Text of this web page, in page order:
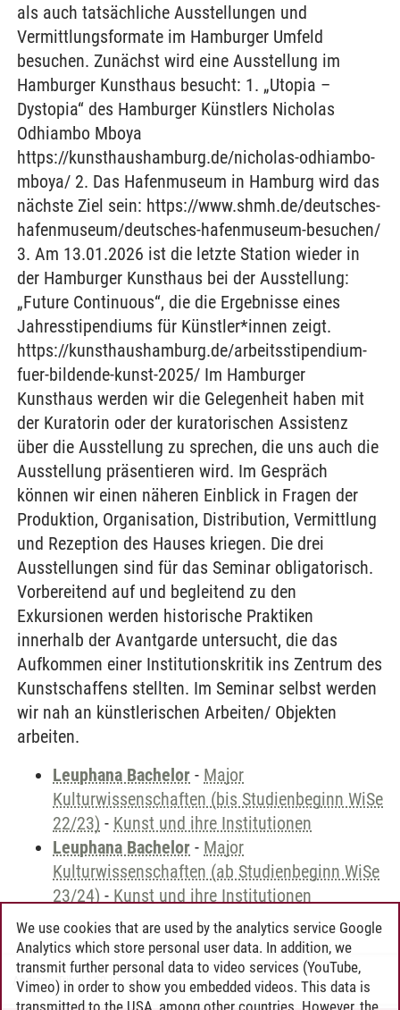
als auch tatsächliche Ausstellungen und
Vermittlungsformate im Hamburger Umfeld
besuchen. Zunächst wird eine Ausstellung im
Hamburger Kunsthaus besucht: 1. „Utopia –
Dystopia“ des Hamburger Künstlers Nicholas
Odhiambo Mboya
https://kunsthaushamburg.de/nicholas-odhiambo-
mboya/ 2. Das Hafenmuseum in Hamburg wird das
nächste Ziel sein: https://www.shmh.de/deutsches-
hafenmuseum/deutsches-hafenmuseum-besuchen/
3. Am 13.01.2026 ist die letzte Station wieder in
der Hamburger Kunsthaus bei der Ausstellung:
„Future Continuous“, die die Ergebnisse eines
Jahresstipendiums für Künstler*innen zeigt.
https://kunsthaushamburg.de/arbeitsstipendium-
fuer-bildende-kunst-2025/ Im Hamburger
Kunsthaus werden wir die Gelegenheit haben mit
der Kuratorin oder der kuratorischen Assistenz
über die Ausstellung zu sprechen, die uns auch die
Ausstellung präsentieren wird. Im Gespräch
können wir einen näheren Einblick in Fragen der
Produktion, Organisation, Distribution, Vermittlung
und Rezeption des Hauses kriegen. Die drei
Ausstellungen sind für das Seminar obligatorisch.
Vorbereitend auf und begleitend zu den
Exkursionen werden historische Praktiken
innerhalb der Avantgarde untersucht, die das
Aufkommen einer Institutionskritik ins Zentrum des
Kunstschaffens stellten. Im Seminar selbst werden
wir nah an künstlerischen Arbeiten/ Objekten
arbeiten.
Leuphana Bachelor - Major
Kulturwissenschaften (bis Studienbeginn WiSe
22/23) - Kunst und ihre Institutionen
Leuphana Bachelor - Major
Kulturwissenschaften (ab Studienbeginn WiSe
23/24) - Kunst und ihre Institutionen
Andreea Tribel 30.06.2024
We use cookies that are used by the analytics service Google
Analytics which store personal user data. In addition, we
transmit further personal data to video services (YouTube,
Vimeo) in order to show you embedded videos. This data is
transmitted to the USA, among other countries. However, the